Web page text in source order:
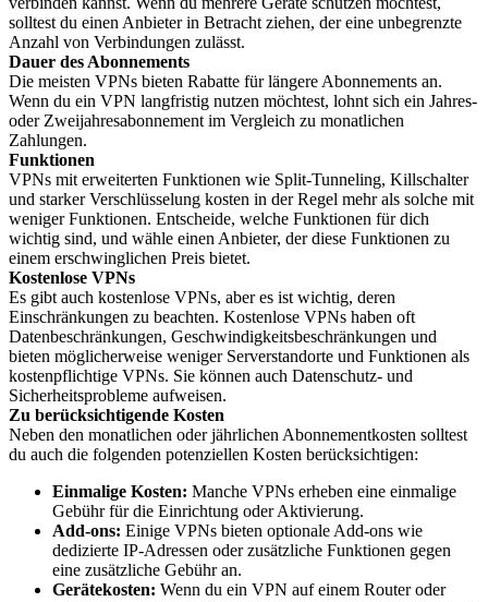
solltest du einen Anbieter in Betracht ziehen, der eine unbegrenzte
Anzahl von Verbindungen zulässt.
Dauer des Abonnements
Die meisten VPNs bieten Rabatte für längere Abonnements an.
Wenn du ein VPN langfristig nutzen möchtest, lohnt sich ein Jahres-
oder Zweijahresabonnement im Vergleich zu monatlichen
Zahlungen.
Funktionen
VPNs mit erweiterten Funktionen wie Split-Tunneling, Killschalter
und starker Verschlüsselung kosten in der Regel mehr als solche mit
weniger Funktionen. Entscheide, welche Funktionen für dich
wichtig sind, und wähle einen Anbieter, der diese Funktionen zu
einem erschwinglichen Preis bietet.
Kostenlose VPNs
Es gibt auch kostenlose VPNs, aber es ist wichtig, deren
Einschränkungen zu beachten. Kostenlose VPNs haben oft
Datenbeschränkungen, Geschwindigkeitsbeschränkungen und
bieten möglicherweise weniger Serverstandorte und Funktionen als
kostenpflichtige VPNs. Sie können auch Datenschutz- und
Sicherheitsprobleme aufweisen.
Zu berücksichtigende Kosten
Neben den monatlichen oder jährlichen Abonnementkosten solltest
du auch die folgenden potenziellen Kosten berücksichtigen:
Einmalige Kosten: Manche VPNs erheben eine einmalige
Gebühr für die Einrichtung oder Aktivierung.
Add-ons: Einige VPNs bieten optionale Add-ons wie
dedizierte IP-Adressen oder zusätzliche Funktionen gegen
eine zusätzliche Gebühr an.
Gerätekosten: Wenn du ein VPN auf einem Router oder